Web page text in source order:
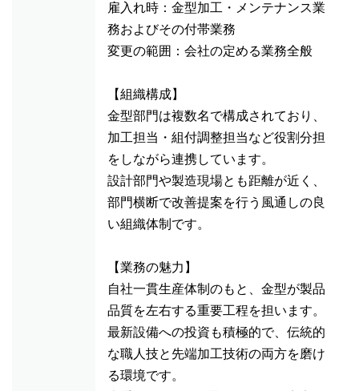
雇入れ時：金型加工・メンテナンス業
務およびその付帯業務
変更の範囲：会社の定める業務全般
【組織構成】
金型部門は複数名で構成されており、
加工担当・組付調整担当など役割分担
をしながら連携しています。
設計部門や製造現場とも距離が近く、
部門横断で改善提案を行う風通しの良
い組織体制です。
【業務の魅力】
自社一貫生産体制のもと、金型が製品
品質を左右する重要工程を担います。
最新設備への投資も積極的で、伝統的
な職人技と先端加工技術の両方を磨け
る環境です。